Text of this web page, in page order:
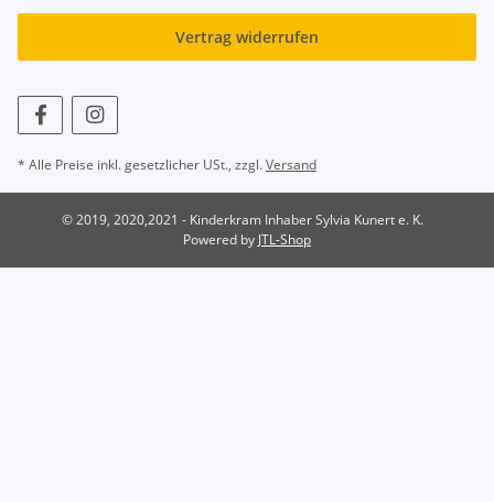
Vertrag widerrufen
* Alle Preise inkl. gesetzlicher USt., zzgl.Versand
© 2019, 2020,2021 - Kinderkram Inhaber Sylvia Kunert e. K.
Powered by JTL-Shop